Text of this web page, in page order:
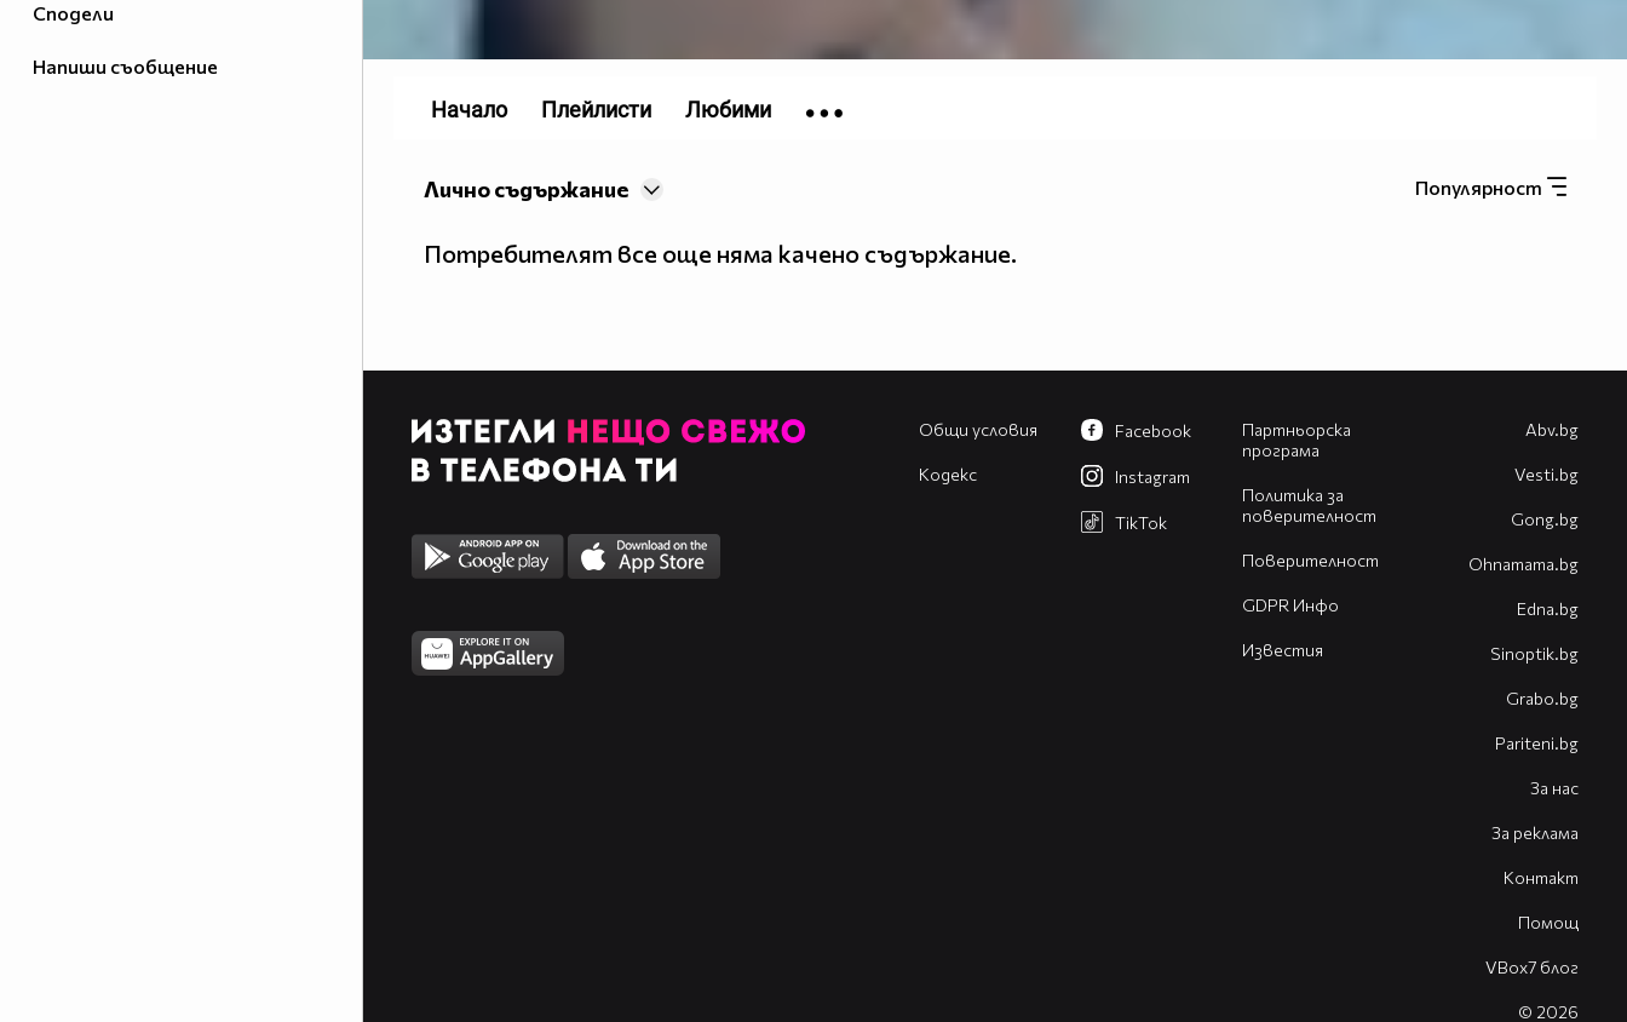
Сподели
Напиши съобщение
Популярност
Лично съдържание
Потребителят все още няма качено съдържание.
Начало Плейлисти Любими
Общи условия
Кодекс
Партньорска
програма
Политика за
поверителност
Поверителност
GDPR Инфо
Известия
Facebook
Instagram
TikTok
Abv.bg
Vesti.bg
Gong.bg
Оhnamama.bg
Edna.bg
Sinoptik.bg
Grabo.bg
Pariteni.bg
За нас
За реклама
Контакт
Помощ
VBox7 блог
© 2026